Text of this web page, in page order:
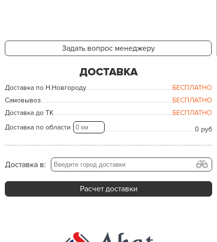
Задать вопрос менеджеру
ДОСТАВКА
Доставка по Н.Новгороду
БЕСПЛАТНО
Самовывоз
БЕСПЛАТНО
Доставка до ТК
БЕСПЛАТНО
Доставка по области
0 руб
Доставка в:
Расчет доставки